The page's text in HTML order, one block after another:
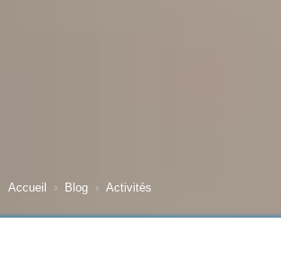
Accueil › Blog › Activités